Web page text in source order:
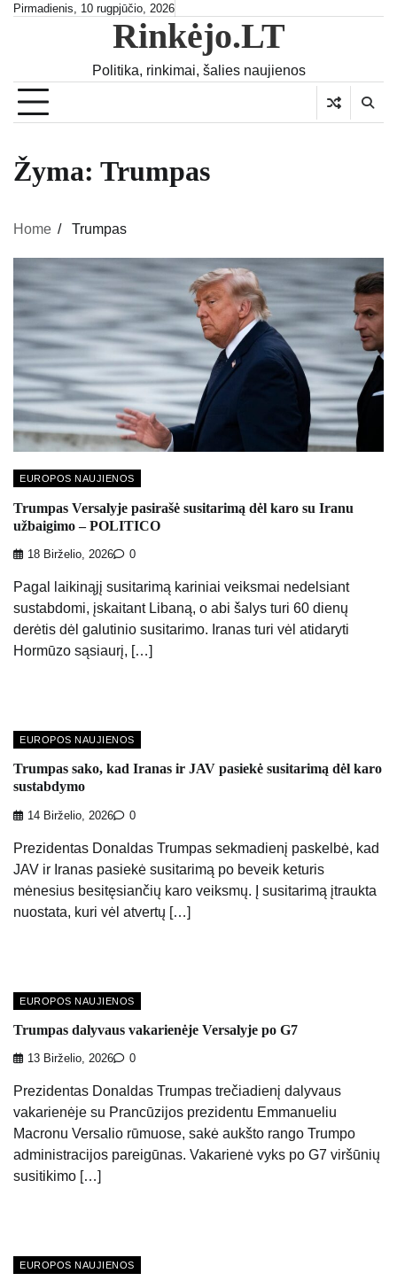
SkipPirmadienis, 10 rugpjūčio, 2026
Rinkėjo.LT
Politika, rinkimai, šalies naujienos
Žyma: Trumpas
Home Trumpas
EUROPOS NAUJIENOS
Trumpas Versalyje pasirašė susitarimą dėl karo su Iranu
užbaigimo – POLITICO
18 Birželio, 2026 0
Pagal laikinąjį susitarimą kariniai veiksmai nedelsiant
sustabdomi, įskaitant Libaną, o abi šalys turi 60 dienų
derėtis dėl galutinio susitarimo. Iranas turi vėl atidaryti
Hormūzo sąsiaurį, […]
EUROPOS NAUJIENOS
Trumpas sako, kad Iranas ir JAV pasiekė susitarimą dėl karo
sustabdymo
14 Birželio, 2026 0
Prezidentas Donaldas Trumpas sekmadienį paskelbė, kad
JAV ir Iranas pasiekė susitarimą po beveik keturis
mėnesius besitęsiančių karo veiksmų. Į susitarimą įtraukta
nuostata, kuri vėl atvertų […]
EUROPOS NAUJIENOS
Trumpas dalyvaus vakarienėje Versalyje po G7
13 Birželio, 2026 0
Prezidentas Donaldas Trumpas trečiadienį dalyvaus
vakarienėje su Prancūzijos prezidentu Emmanueliu
Macronu Versalio rūmuose, sakė aukšto rango Trumpo
administracijos pareigūnas. Vakarienė vyks po G7 viršūnių
susitikimo […]
EUROPOS NAUJIENOS